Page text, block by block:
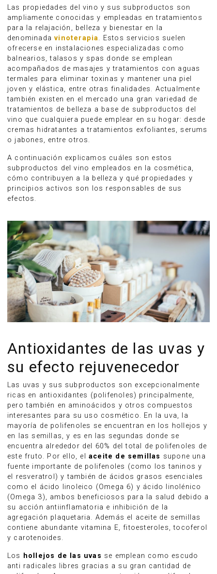
Las propiedades del vino y sus subproductos son
ampliamente conocidas y empleadas en tratamientos
para la relajación, belleza y bienestar en la
denominadavinoterapia. Estos servicios suelen
ofrecerse en instalaciones especializadas como
balnearios, talasos y spas donde se emplean
acompañados de masajes y tratamientos con aguas
termales para eliminar toxinas y mantener una piel
joven y elástica, entre otras finalidades. Actualmente
también existen en el mercado una gran variedad de
tratamientos de belleza a base de subproductos del
vino que cualquiera puede emplear en su hogar: desde
cremas hidratantes a tratamientos exfoliantes, serums
o jabones, entre otros.
A continuación explicamos cuáles son estos
subproductos del vino empleados en la cosmética,
cómo contribuyen a la belleza y qué propiedades y
principios activos son los responsables de sus
efectos.
Antioxidantes de las uvas y
su efecto rejuvenecedor
Las uvas y sus subproductos son excepcionalmente
ricas en antioxidantes (polifenoles) principalmente,
pero también en aminoácidos y otros compuestos
interesantes para su uso cosmético. En la uva, la
mayoría de polifenoles se encuentran en los hollejos y
en las semillas, y es en las segundas donde se
encuentra alrededor del 60% del total de polifenoles de
este fruto. Por ello, el aceite de semillas supone una
fuente importante de polifenoles (como los taninos y
el resveratrol) y también de ácidos grasos esenciales
como el ácido linoleico (Omega 6) y ácido linolénico
(Omega 3), ambos beneficiosos para la salud debido a
su acción antiinflamatoria e inhibición de la
agregación plaquetaria. Además el aceite de semillas
contiene abundante vitamina E, fitoesteroles, tocoferol
y carotenoides.
Los hollejos de las uvas se emplean como escudo
anti radicales libres gracias a su gran cantidad de